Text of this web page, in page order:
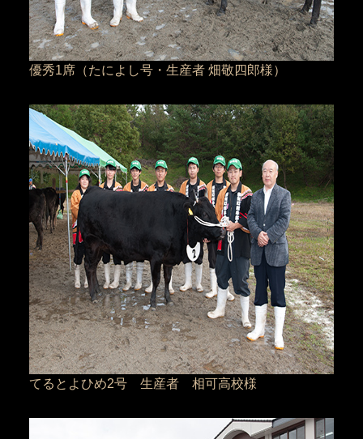
優秀1席（たによし号・生産者 畑敬四郎様）
てるとよひめ2号 生産者 相可高校様